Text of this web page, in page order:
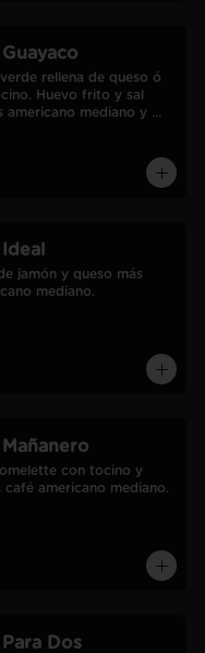
rellena de queso ó
Huevo frito y sal
americano mediano y
jamón y queso más
mediano.
con tocino y
café americano mediano.
Dos